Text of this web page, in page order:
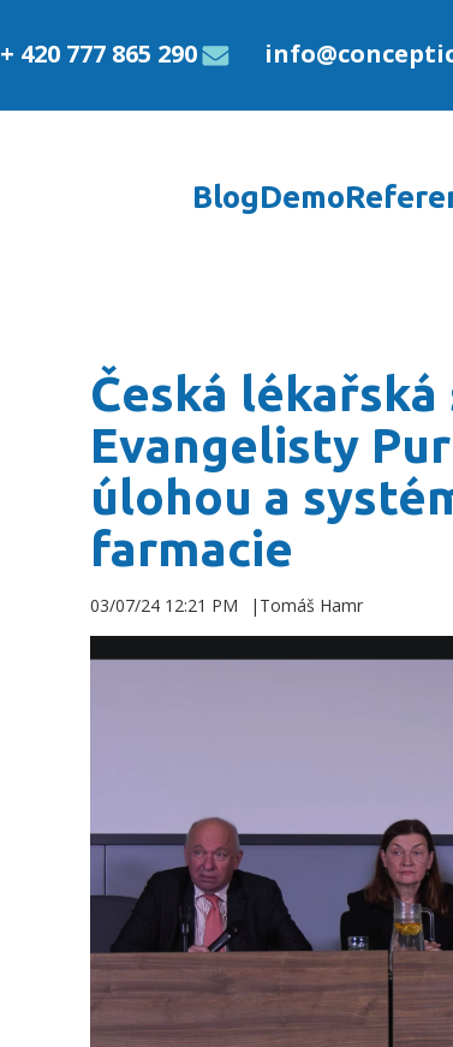
+ 420 777 865 290
BlogDemo
Česká
Evangelisty
úlohou a
farmacie
03/07/24 12:21 PM Tomáš Hamr